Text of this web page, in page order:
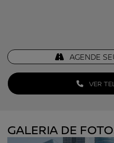
VER
AGENDE
GALERIA DE